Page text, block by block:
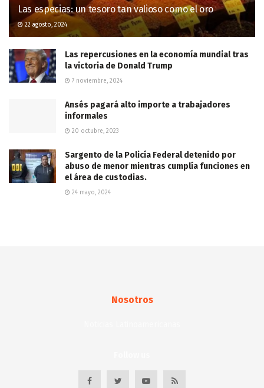
Las especias: un tesoro tan valioso como el oro
22 agosto, 2024
Las repercusiones en la economía mundial tras
la victoria de Donald Trump
7 noviembre, 2024
Ansés pagará alto importe a trabajadores
informales
20 octubre, 2023
Sargento de la Policía Federal detenido por
abuso de menor mientras cumplía funciones en
el área de custodias.
24 mayo, 2024
Nosotros